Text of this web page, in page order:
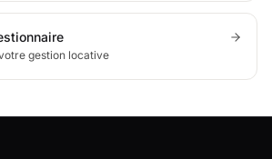
gestion locative